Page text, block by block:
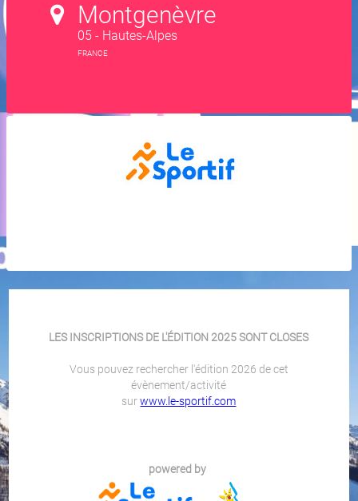
Montgenèvre
05 - Hautes-Alpes
FRANCE
LES INSCRIPTIONS DE L'ÉDITION 2025 SONT CLOSES
Vous pouvez rechercher l'édition 2026 de cet
évènement/activité
surwww.le-sportif.com
powered by